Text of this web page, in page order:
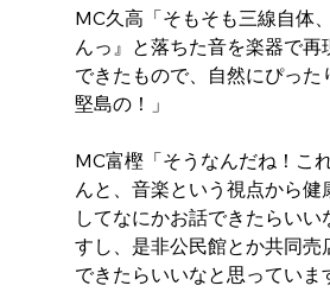
MC久高「そもそも三線自体
んっ』と落ちた音を楽器で再
できたもので、自然にぴった
堅島の！」
MC富樫「そうなんだね！こ
んと、音楽という視点から健
してなにかお話できたらいい
すし、是非公民館とか共同売
できたらいいなと思っていま